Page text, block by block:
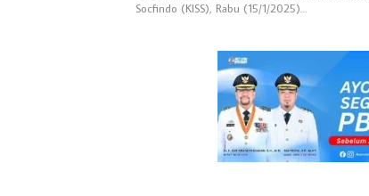
Socfindo (KISS), Rabu (15/1/2025)…